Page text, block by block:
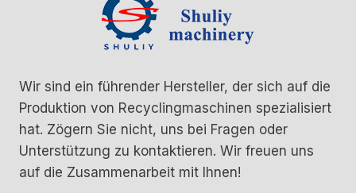
Wir sind ein führender Hersteller, der sich auf die
Produktion von Recyclingmaschinen spezialisiert
hat. Zögern Sie nicht, uns bei Fragen oder
Unterstützung zu kontaktieren. Wir freuen uns
auf die Zusammenarbeit mit Ihnen!